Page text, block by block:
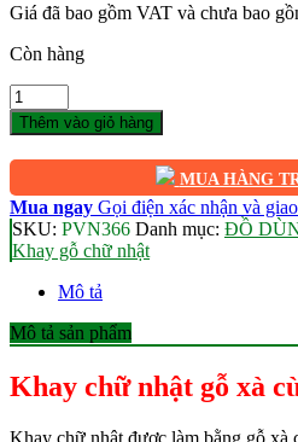
Giá đã bao gồm VAT và chưa bao
Còn hàng
Số
lượng
Thêm vào giỏ hàng
MUA HÀNG
Mua ngay Gọi điện xác nhận và
SKU: PVN366 Danh mục: ĐỒ
Khay gỗ chữ nhật
Mô tả
Mô tả sản phẩm
Khay chữ nhật gỗ xà
Khay chữ nhật được làm bằng gỗ